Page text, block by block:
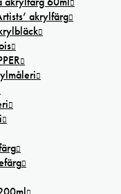
akrylfärg